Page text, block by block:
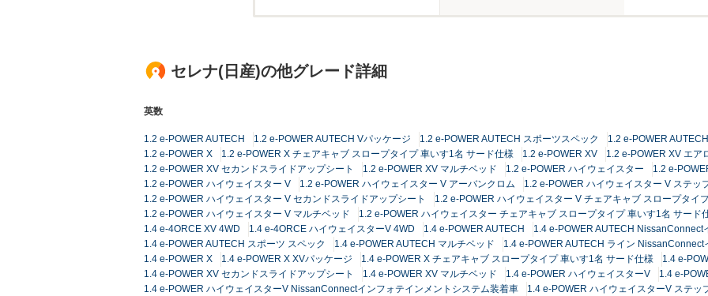
セレナ(日産)の他グレード詳細
英数
1.2 e-POWER AUTECH 1.2 e-POWER AUTECH Vパッケージ 1.2 e-POWER AUTECH スポーツスペック
1.2 e-POWER
1.2 e-POWER X
1.2 e-POWER X チェアキャブ スロープタイプ 車いす1名 サード仕様 1.2 e-POWER XV
1.2 e-POWER XV エア
1.2 e-POWER XV セカンドスライドアップシート
1.2 e-POWER XV マルチベッド 1.2 e-POWER ハイウェイスター
1.2 e-
1.2 e-POWER ハイウェイスター V
1.2 e-POWER ハイウェイスター V アーバンクロム
1.2 e-POWER ハイウェイスター V ステッ
1.2 e-POWER ハイウェイスター V セカンドスライドアップシート
1.2 e-POWER ハイウェイスター V チェアキャブ スロープタイ
1.2 e-POWER ハイウェイスター V マルチベッド
1.2 e-POWER ハイウェイスター チェアキャブ スロープタイプ 車いす1名 サード
1.4 e-4ORCE XV 4WD
1.4 e-4ORCE ハイウェイスターV 4WD 1.4 e-POWER AUTECH
1.4 e-POWER AUTECH
1.4 e-POWER AUTECH スポーツ スペック
1.4 e-POWER AUTECH マルチベッド
1.4 e-POWER AUTECH ライン
1.4 e-POWER X
1.4 e-POWER X XVパッケージ 1.4 e-POWER X チェアキャブ スロープタイプ 車いす1名 サード仕様
1.4 e-
1.4 e-POWER XV セカンドスライドアップシート
1.4 e-POWER XV マルチベッド 1.4 e-POWER ハイウェイスターV
1.4 e-
1.4 e-POWER ハイウェイスターV NissanConnectインフォテインメントシステム装着車
1.4 e-POWER ハイウェイスターV ステッ